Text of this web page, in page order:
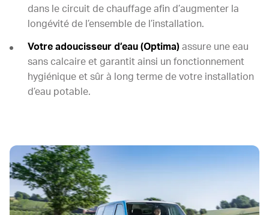
dans le circuit de chauffage afin d’augmenter la
longévité de l’ensemble de l’installation.
Votre adoucisseur d’eau (Optima) assure une eau
sans calcaire et garantit ainsi un fonctionnement
hygiénique et sûr à long terme de votre installation
d’eau potable.